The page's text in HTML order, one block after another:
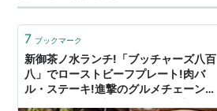
7 ブックマーク
新御茶ノ水ランチ!「ブッチャーズ八百
八」でローストビーフプレート!肉バ
ル・ステーキ!進撃のグルメチェーン